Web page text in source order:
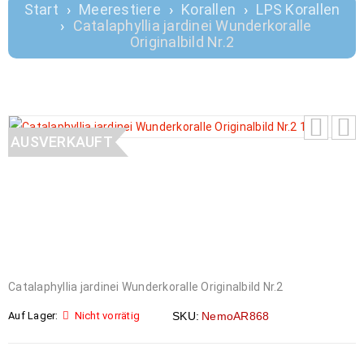
Start › Meerestiere › Korallen › LPS Korallen
› Catalaphyllia jardinei Wunderkoralle
Originalbild Nr.2
AUSVERKAUFT
Catalaphyllia jardinei Wunderkoralle Originalbild Nr.2
Auf Lager: Nicht vorrätig SKU: NemoAR868